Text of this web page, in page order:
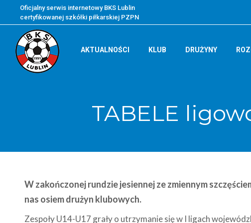
Oficjalny serwis internetowy BKS Lublin
certyfikowanej szkółki piłkarskiej PZPN
AKTUALNOŚCI KLUB DRUŻYNY
TABELE
W zakończonej rundzie jesiennejze zmiennym
nas osiem drużyn klubowych.
Zespoły U14-U17 grały o utrzymanie się w I ligach